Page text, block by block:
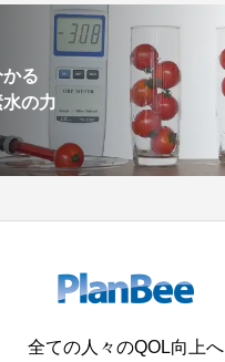
る
の力
全ての人々のQOL向上へ